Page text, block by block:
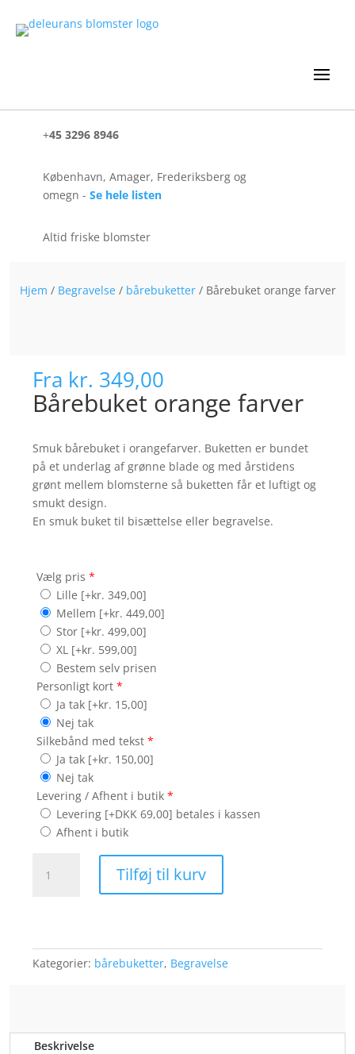
+45 3296 8946
København, Amager, Frederiksberg og
omegn - Se hele listen
Altid friske blomster
Hjem / Begravelse / bårebuketter / Bårebuket orange farver
Fra kr. 349,00
Bårebuket orange farver
Smuk bårebuket i orangefarver. Buketten er bundet
på et underlag af grønne blade og med årstidens
grønt mellem blomsterne så buketten får et luftigt og
smukt design.
En smuk buket til bisættelse eller begravelse.
Vælg pris *
Lille [+kr. 349,00]
Mellem [+kr. 449,00]
Stor [+kr. 499,00]
XL [+kr. 599,00]
Bestem selv prisen
Personligt kort *
Ja tak [+kr. 15,00]
Nej tak
Silkebånd med tekst *
Ja tak [+kr. 150,00]
Nej tak
Levering / Afhent i butik *
Levering [+DKK 69,00] betales i kassen
Afhent i butik
orange
Tilføj til kurv
Kategorier: bårebuketter, Begravelse
Beskrivelse